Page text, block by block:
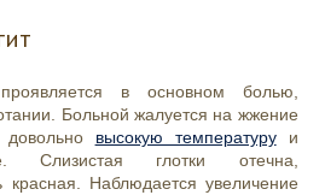
в основном болью,
Больной жалуется на жжение
довольно высокую температуруи
Слизистая глотки отечна,
красная. Наблюдается увеличение